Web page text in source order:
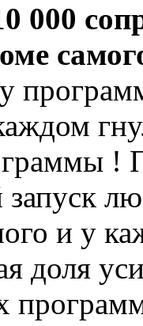
000
!
запуск
и у
доля